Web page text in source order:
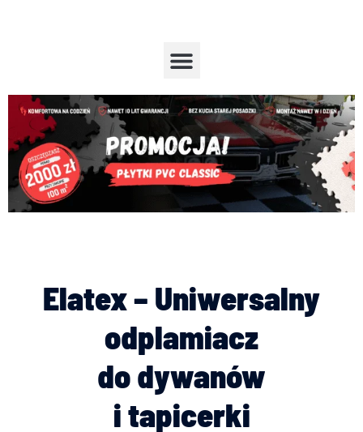
Menu
Elatex – Uniwersalny
odplamiacz
do dywanów
i tapicerki